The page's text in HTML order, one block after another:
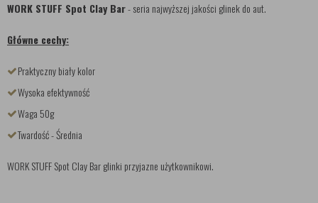
WORK STUFF Spot Clay Bar- seria najwyższej jakości glinek do aut.
Główne cechy:
Praktyczny biały kolor
Wysoka efektywność
Waga 50g
Twardość - Średnia
WORK STUFF Spot Clay Bar glinki przyjazne użytkownikowi.